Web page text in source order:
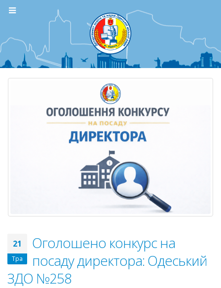
21
Тра
Оголошено конкурс на
посаду директора: Одеський
ЗДО №258